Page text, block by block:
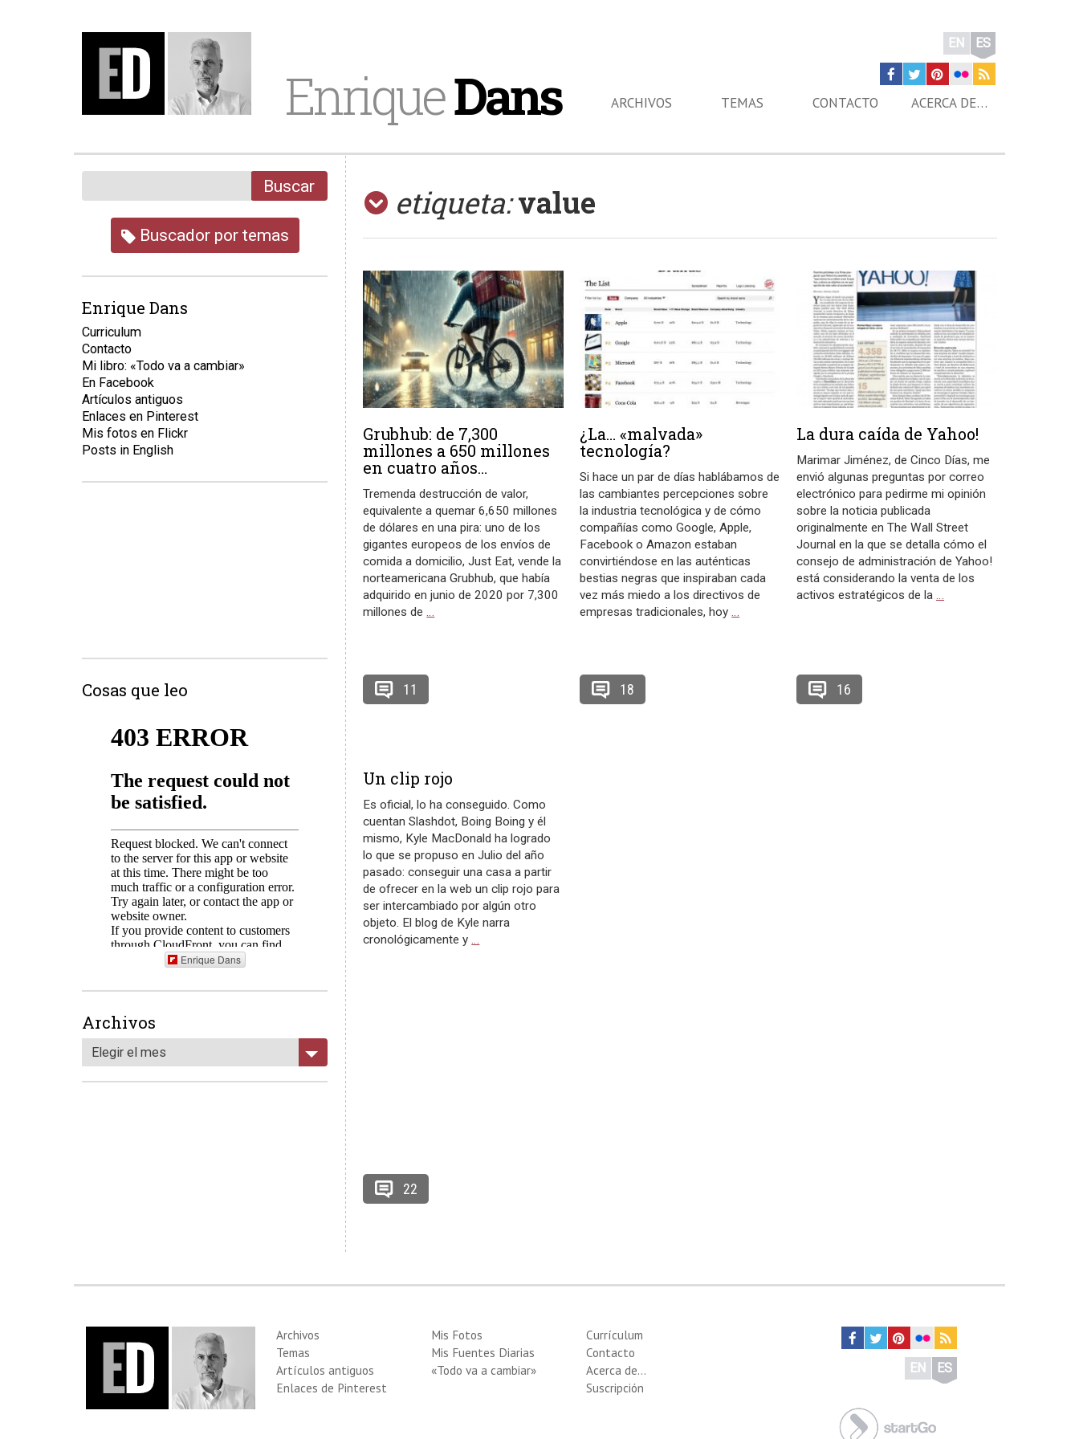
EnriqueDans
EN ES
ARCHIVOS TEMAS CONTACTO ACERCA DE…
etiqueta: value
Grubhub: de 7,300
millones a 650 millones
en cuatro años…
Tremenda destrucción de valor,
equivalente a quemar 6,650 millones
de dólares en una pira: uno de los
gigantes europeos de los envíos de
comida a domicilio, Just Eat, vende la
norteamericana Grubhub, que había
adquirido en junio de 2020 por 7,300
millones de…
11
¿La… «malvada»
tecnología?
Si hace un par de días hablábamos de
las cambiantes percepciones sobre
la industria tecnológica y de cómo
compañías como Google, Apple,
Facebook o Amazon estaban
convirtiéndose en las auténticas
bestias negras que inspiraban cada
vez más miedo a los directivos de
empresas tradicionales, hoy…
18
La dura caída de Yahoo!
Marimar Jiménez, de Cinco Días, me
envió algunas preguntas por correo
electrónico para pedirme mi opinión
sobre la noticia publicada
originalmente en The Wall Street
Journal en la que se detalla cómo el
consejo de administración de Yahoo!
está considerando la venta de los
activos estratégicos de la…
16
Un clip rojo
Es oficial, lo ha conseguido. Como
cuentan Slashdot, Boing Boing y él
mismo, Kyle MacDonald ha logrado
lo que se propuso en Julio del año
pasado: conseguir una casa a partir
de ofrecer en la web un clip rojo para
ser intercambiado por algún otro
objeto. El blog de Kyle narra
cronológicamente y…
22
Buscar
Buscador por temas
Enrique Dans
Curriculum
Contacto
Mi libro: «Todo va a cambiar»
En Facebook
Artículos antiguos
Enlaces en Pinterest
Mis fotos en Flickr
Posts in English
Cosas que leo
Enrique Dans
Archivos
Elegir el mes
Archivos
Temas
Artículos antiguos
Enlaces de Pinterest
Mis Fotos
Mis Fuentes Diarias
«Todo va a cambiar»
Currículum
Contacto
Acerca de…
Suscripción
EN ES